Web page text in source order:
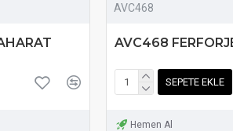
AVC468
AVC468
SEPETE EKLE
Hemen Al